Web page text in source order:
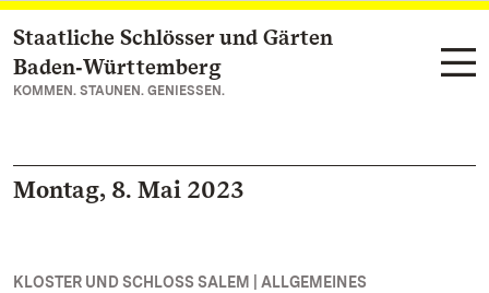
Zum Hauptinhalt springen
Staatliche Schlösser und Gärten
Baden‑Württemberg
KOMMEN. STAUNEN. GENIESSEN.
Montag, 8. Mai 2023
KLOSTER UND SCHLOSS SALEM | ALLGEMEINES